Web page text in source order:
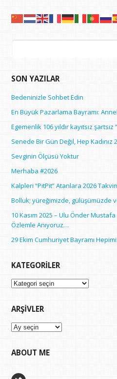
Arama:
SON YAZILAR
Bedeninizle Sohbet Edin
En Büyük Pazarlama Bayramı:
Egemenlik 106 yıldır kayıtsız
Senede Bir Gün Değil, Hep Kadınız
Sevginin Ölçüsü Yoktur
Merhaba #2026
Kalpleri “PitPit” Atanlara 2026
Bolluk; yüreğimizde, gülüşümüzde
10 Kasım 2025 – Ulu Önder
Özlemle Anıyoruz…
29 Ekim Cumhuriyet Bayramı
KATEGORILER
Kategoriler
ARŞIVLER
Arşivler
ABOUT ME